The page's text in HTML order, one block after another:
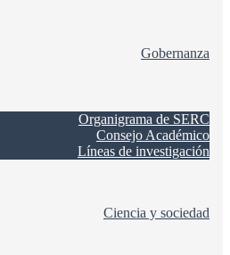
Gobernanza
Organigrama de SERC
Consejo Académico
Líneas de investigación
Ciencia y sociedad